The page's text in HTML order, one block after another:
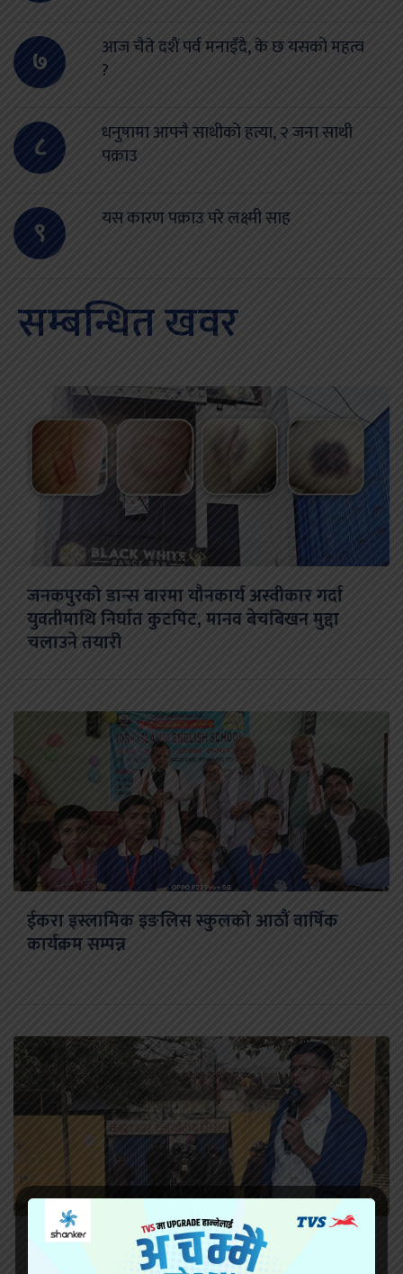
७
आज चैते दशैं पर्व मनाइँदै, के छ यसको महत्व
?
८
धनुषामा आफ्नै साथीको हत्या, २ जना साथी
पक्राउ
९ यस कारण पक्राउ परे लक्ष्मी साह
सम्बन्धित खवर
जनकपुरको डान्स बारमा यौनकार्य अस्वीकार गर्दा
युवतीमाथि निर्घात कुटपिट, मानव बेचबिखन मुद्दा
चलाउने तयारी
ईकरा इस्लामिक इङलिस स्कुलको आठौं वार्षिक
कार्यक्रम सम्पन्न
सिरहा कारागारको अवस्थाबारे राईनको गम्भीर प्रश्न